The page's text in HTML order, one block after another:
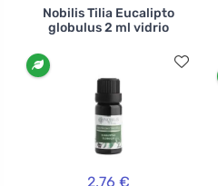
Nobilis Tilia Eucalipto
globulus 2 ml vidrio
2,76 €